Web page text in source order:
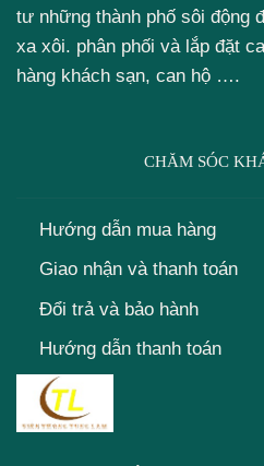
tư những thành phố sôi động
xa xôi. phân phối và lắp đặt
hàng khách sạn, can hộ ….
CHĂM SÓC
Hướng dẫn mua hàng
Giao nhận và thanh toán
Đổi trả và bảo hành
Hướng dẫn thanh toán